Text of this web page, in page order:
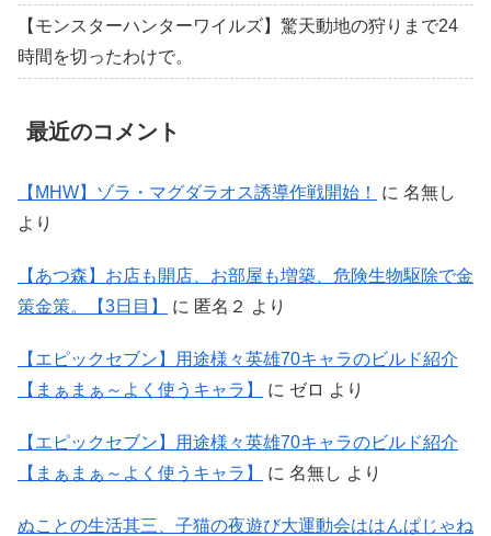
【モンスターハンターワイルズ】驚天動地の狩りまで24
時間を切ったわけで。
最近のコメント
【MHW】ゾラ・マグダラオス誘導作戦開始！ に 名無し
より
【あつ森】お店も開店、お部屋も増築、危険生物駆除で金
策金策。【3日目】
に 匿名２ より
【エピックセブン】用途様々英雄70キャラのビルド紹介
【まぁまぁ～よく使うキャラ】
に ゼロ より
【エピックセブン】用途様々英雄70キャラのビルド紹介
【まぁまぁ～よく使うキャラ】
に 名無し より
ぬことの生活其三、子猫の夜遊び大運動会ははんぱじゃね